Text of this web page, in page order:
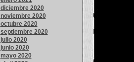
diciembre 2020
noviembre 2020
octubre 2020
septiembre 2020
julio 2020
junio 2020
mayo 2020